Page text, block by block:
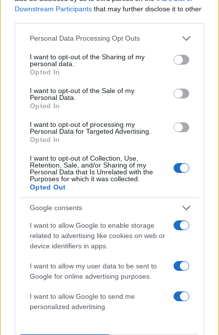
Downstream Participants that may further disclose it to other
Please note that this website/app uses one or more Google
not limited to your visit or usage behaviour. You may click to
grant or deny consent to Google and its third-party tags to
use your data for below specified purposes in below Google
consent section.
Personal Data Processing Opt Outs
I want to opt-out of the Sharing of my
personal data.
Opted In
I want to opt-out of the Sale of my
Personal Data.
Opted In
I want to opt-out of processing my
Personal Data for Targeted Advertising.
Opted In
I want to opt-out of Collection, Use,
Retention, Sale, and/or Sharing of my
Personal Data that Is Unrelated with the
Purposes for which it was collected.
Opted Out
Google consents
I want to allow Google to enable storage
related to advertising like cookies on web or
device identifiers in apps.
I want to allow my user data to be sent to
Google for online advertising purposes.
I want to allow Google to send me
personalized advertising.
18:5721.02.25
Η Ερασμία Μάνου για τον Βασίλη Δημάκη:
Δεν υπάρχει καμία πιθανότητα να
αυτοκτόνησε
10:30 27.11.24
Πωλίνα: «Η Σοφία Βόσσου έβαλε τη στολή και
ήρθε μέσα στο χειρουργείο που έκανα»